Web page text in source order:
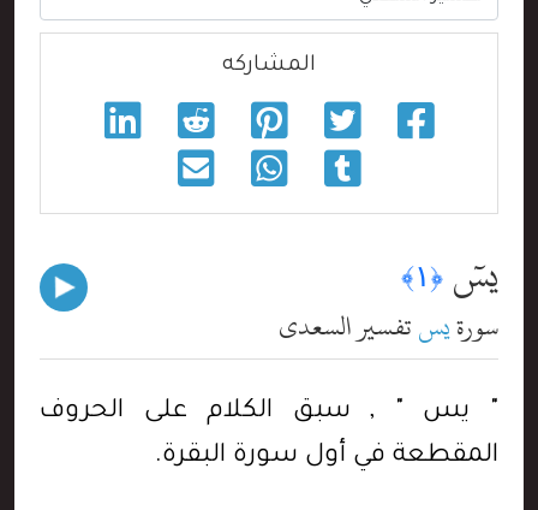
المشاركه
يسٓ ﴿١﴾
سورةيستفسير السعدي
" يس " , سبق الكلام على الحروف
المقطعة في أول سورة البقرة.